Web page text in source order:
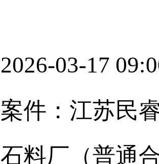
2026-03-17
案件：江苏民
石料厂（普通